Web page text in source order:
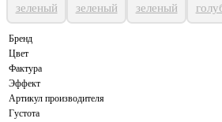
зеленый зеленый зеленый
Бренд
Цвет
Фактура
Эффект
Артикул производителя
Густота